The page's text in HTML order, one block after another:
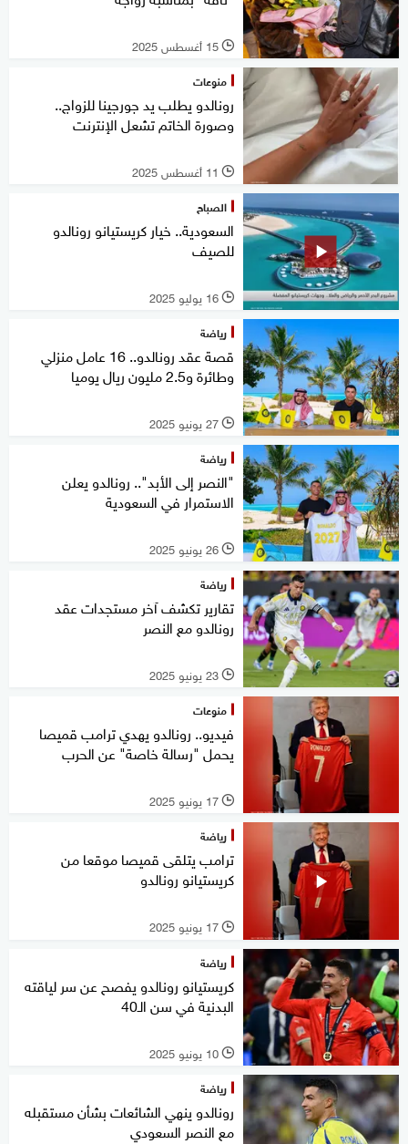
l 15 أغسطس 2025
منوعات
رونالدو يطلب يد جورجينا للزواج..
وصورة الخاتم تشعل الإنترنت
l 11 أغسطس 2025
الصباح
السعودية.. خيار كريستيانو رونالدو
للصيف
l 16 يوليو 2025
رياضة
قصة عقد رونالدو.. 16 عامل منزلي
وطائرة و2.5 مليون ريال يوميا
l 27 يونيو 2025
رياضة
"النصر إلى الأبد".. رونالدو يعلن
الاستمرار في السعودية
l 26 يونيو 2025
رياضة
تقارير تكشف آخر مستجدات عقد
رونالدو مع النصر
l 23 يونيو 2025
منوعات
فيديو.. رونالدو يهدي ترامب قميصا
يحمل "رسالة خاصة" عن الحرب
l 17 يونيو 2025
رياضة
ترامب يتلقى قميصا موقعا من
كريستيانو رونالدو
l 17 يونيو 2025
رياضة
كريستيانو رونالدو يفصح عن سر لياقته
البدنية في سن الـ40
l 10 يونيو 2025
رياضة
رونالدو ينهي الشائعات بشأن مستقبله
مع النصر السعودي